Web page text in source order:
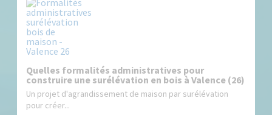
Quelles formalités administratives pour
construire une surélévation en bois à Valence (26)
Un projet d'agrandissement de maison par surélévation
pour créer...